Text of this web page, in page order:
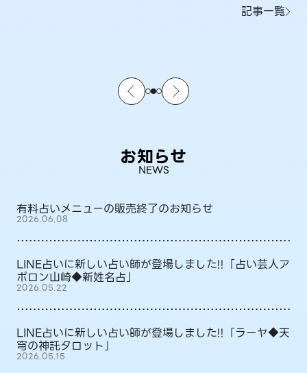
記事一覧
お知らせ
NEWS
有料占いメニューの販売終了のお知らせ
2026.06.08
LINE占いに新しい占い師が登場しました!!「占い芸人ア
ポロン山崎◆新姓名占」
2026.05.22
LINE占いに新しい占い師が登場しました!!「ラーヤ◆天
穹の神託タロット」
2026.05.15